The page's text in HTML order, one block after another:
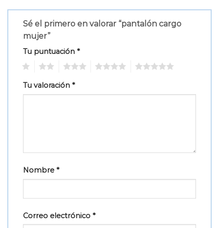
Sé el primero en valorar “pantalón cargo
mujer”
Tu puntuación *
Tu valoración *
Nombre *
Correo electrónico *